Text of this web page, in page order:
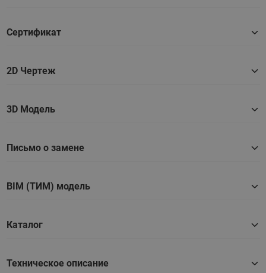
Сертификат
2D Чертеж
3D Модель
Письмо о замене
BIM (ТИМ) модель
Каталог
Техническое описание